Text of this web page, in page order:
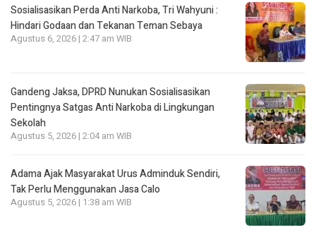
Sosialisasikan Perda Anti Narkoba, Tri Wahyuni :
Hindari Godaan dan Tekanan Teman Sebaya
Agustus 6, 2026 | 2:47 am WIB
Gandeng Jaksa, DPRD Nunukan Sosialisasikan
Pentingnya Satgas Anti Narkoba di Lingkungan
Sekolah
Agustus 5, 2026 | 2:04 am WIB
Adama Ajak Masyarakat Urus Adminduk Sendiri,
Tak Perlu Menggunakan Jasa Calo
Agustus 5, 2026 | 1:38 am WIB